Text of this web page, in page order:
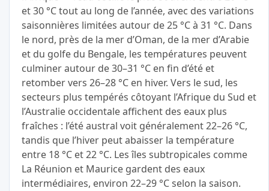
et 30 °C tout au long de l’année, avec des variations
saisonnières limitées autour de 25 °C à 31 °C. Dans
le nord, près de la mer d’Oman, de la mer d’Arabie
et du golfe du Bengale, les températures peuvent
culminer autour de 30–31 °C en fin d’été et
retomber vers 26–28 °C en hiver. Vers le sud, les
secteurs plus tempérés côtoyant l’Afrique du Sud et
l’Australie occidentale affichent des eaux plus
fraîches : l’été austral voit généralement 22–26 °C,
tandis que l’hiver peut abaisser la température
entre 18 °C et 22 °C. Les îles subtropicales comme
La Réunion et Maurice gardent des eaux
intermédiaires, environ 22–29 °C selon la saison.